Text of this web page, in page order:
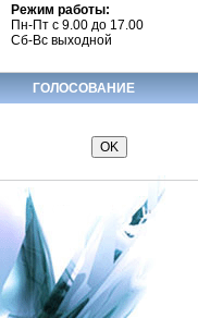
Режим работы:
Пн-Пт с 9.00 до 17.00
Сб-Вс выходной
ГОЛОСОВАНИЕ